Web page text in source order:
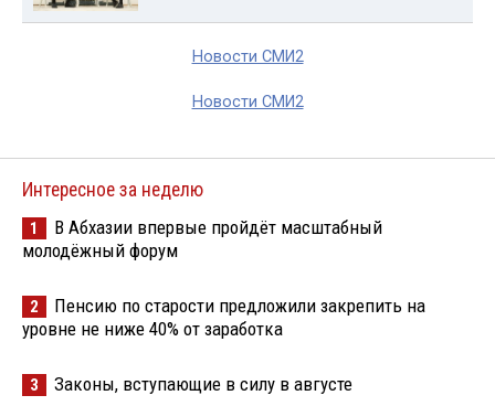
Новости СМИ2
Новости СМИ2
Интересное за неделю
1
В Абхазии впервые пройдёт масштабный
молодёжный форум
2
Пенсию по старости предложили закрепить на
уровне не ниже 40% от заработка
3 Законы, вступающие в силу в августе